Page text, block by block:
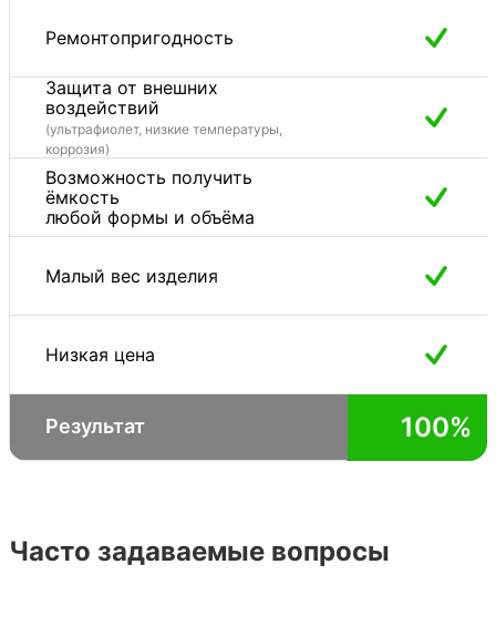
Ремонтопригодность
Защита от внешних
воздействий
(ультрафиолет, низкие температуры,
коррозия)
Возможность получить
ёмкость
любой формы и объёма
Малый вес изделия
Низкая цена
Результат 100%
Часто задаваемые вопросы